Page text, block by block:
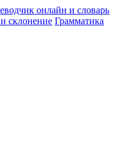
и склонение Грамматика